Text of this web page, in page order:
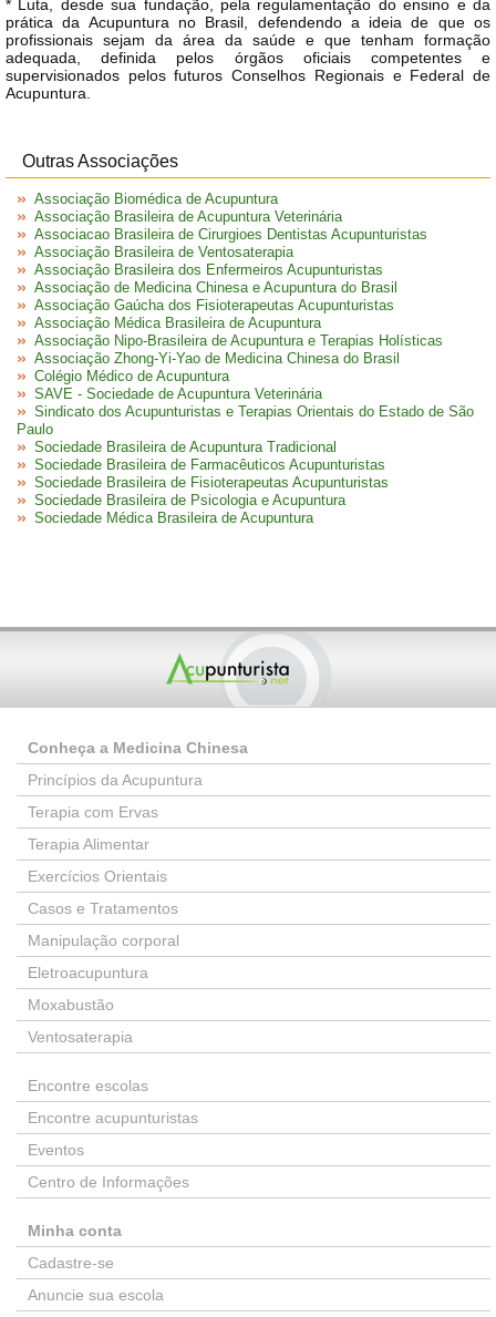
* Luta, desde sua fundação, pela regulamentação do ensino e da
prática da Acupuntura no Brasil, defendendo a ideia de que os
profissionais sejam da área da saúde e que tenham formação
adequada, definida pelos órgãos oficiais competentes e
supervisionados pelos futuros Conselhos Regionais e Federal de
Acupuntura.
Outras Associações
Associação Biomédica de Acupuntura
Associação Brasileira de Acupuntura Veterinária
Associacao Brasileira de Cirurgioes Dentistas Acupunturistas
Associação Brasileira de Ventosaterapia
Associação Brasileira dos Enfermeiros Acupunturistas
Associação de Medicina Chinesa e Acupuntura do Brasil
Associação Gaúcha dos Fisioterapeutas Acupunturistas
Associação Médica Brasileira de Acupuntura
Associação Nipo-Brasileira de Acupuntura e Terapias Holísticas
Associação Zhong-Yi-Yao de Medicina Chinesa do Brasil
Colégio Médico de Acupuntura
SAVE - Sociedade de Acupuntura Veterinária
Sindicato dos Acupunturistas e Terapias Orientais do Estado de São
Paulo
Sociedade Brasileira de Acupuntura Tradicional
Sociedade Brasileira de Farmacêuticos Acupunturistas
Sociedade Brasileira de Fisioterapeutas Acupunturistas
Sociedade Brasileira de Psicologia e Acupuntura
Sociedade Médica Brasileira de Acupuntura
Conheça a Medicina Chinesa
Princípios da Acupuntura
Terapia com Ervas
Terapia Alimentar
Exercícios Orientais
Casos e Tratamentos
Manipulação corporal
Eletroacupuntura
Moxabustão
Ventosaterapia
Encontre escolas
Encontre acupunturistas
Eventos
Centro de Informações
Minha conta
Cadastre-se
Anuncie sua escola